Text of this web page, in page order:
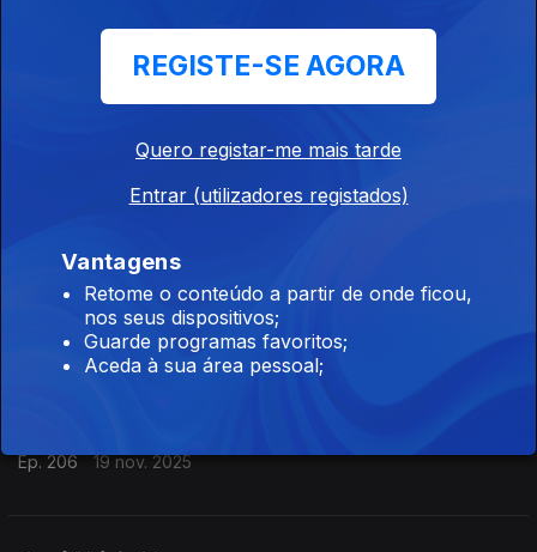
Domingos Simões Pereira
24 nov. 2025
José Maria Neves
21 nov. 2025
Umaro Sissoko Embaló
20 nov. 2025
Ep. 206 19 nov. 2025
REGISTE-SE AGORA
Quero registar-me mais tarde
Entrar (utilizadores registados)
Vantagens
Retome o conteúdo a partir de onde ficou,
nos seus dispositivos;
Guarde programas favoritos;
Aceda à sua área pessoal;